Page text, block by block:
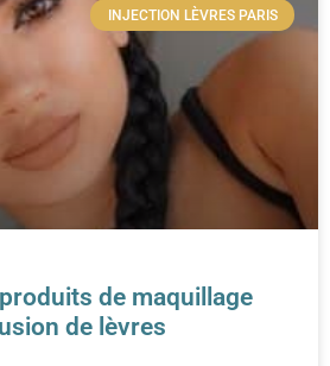
INJECTION LÈVRES PARIS
de maquillage
de lèvres